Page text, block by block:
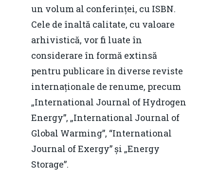
un volum al conferinței, cu ISBN.
Cele de înaltă calitate, cu valoare
arhivistică, vor fi luate în
considerare în formă extinsă
pentru publicare în diverse reviste
internaționale de renume, precum
„International Journal of Hydrogen
Energy”, „International Journal of
Global Warming”, “International
Journal of Exergy” și „Energy
Storage”.